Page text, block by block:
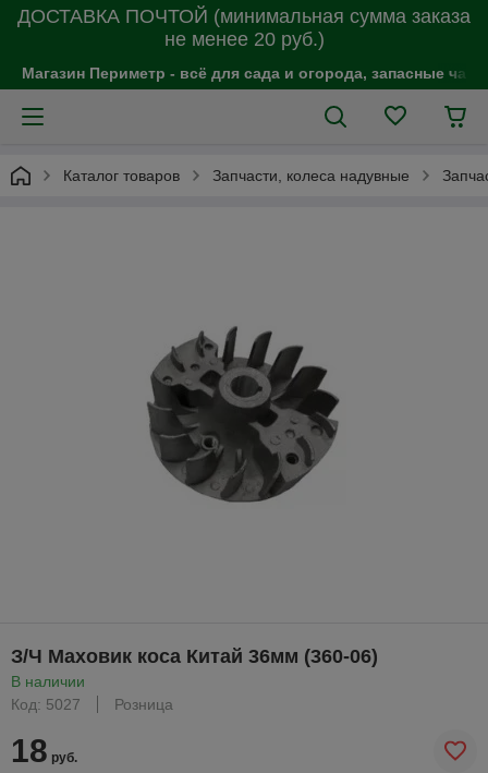
ДОСТАВКА ПОЧТОЙ (минимальная сумма заказа
не менее 20 руб.)
Магазин Периметр - всё для сада и огорода, запасные
Каталог товаров Запчасти, колеса надувные
З/Ч Маховик коса Китай 36мм (360-06)
В наличии
Код: 5027
Розница
18 руб.